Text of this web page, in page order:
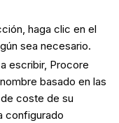
haga clic en el
sea necesario.
escribir, Procore
basado en las
coste de su
configurado